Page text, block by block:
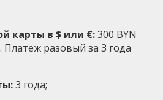
карты в $ или €:300 BYN
Платеж разовый за 3 года
3 года;